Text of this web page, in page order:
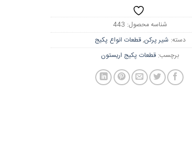
شناسه محصول: 443
دسته: شیر پرکن,قطعات انواع پکیج
برچسب:قطعات پکیج اریستون